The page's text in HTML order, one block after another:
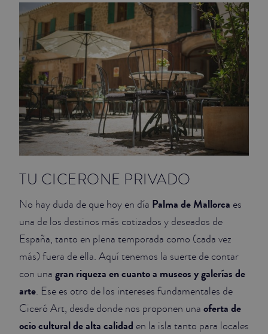
TU CICERONE PRIVADO
No hay duda de que hoy en día Palma de Mallorca es
una de los destinos más cotizados y deseados de
España, tanto en plena temporada como (cada vez
más) fuera de ella. Aquí tenemos la suerte de contar
con una gran riqueza en cuanto a museos y galerías de
arte. Ese es otro de los intereses fundamentales de
Ciceró Art, desde donde nos proponen una oferta de
ocio cultural de alta calidad en la isla tanto para locales